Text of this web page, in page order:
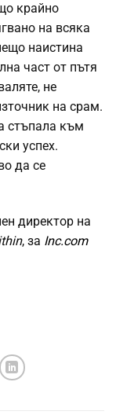
крайно
на всяка
наистина
част от пътя
не
на срам.
стъпала към
успех.
да се
директор на
, за Inc.com